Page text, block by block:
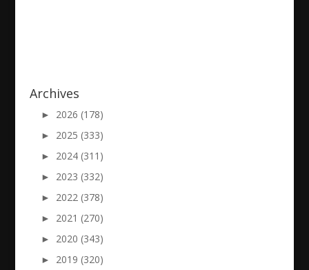
Archives
►
2026 (178)
►
2025 (333)
►
2024 (311)
►
2023 (332)
►
2022 (378)
►
2021 (270)
►
2020 (343)
►
2019 (320)